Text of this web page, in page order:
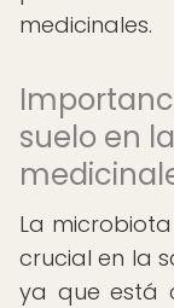
medicinales.
suelo en
La
crucial en la
ya que está